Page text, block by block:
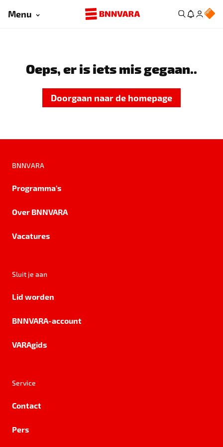
Menu
Oeps, er is iets mis gegaan..
Doorgaan naar de homepage
BNNVARA
Programma's
Over BNNVARA
Vacatures
Sluit je aan
Lid worden
BNNVARA-account
VARAgids
Service
Contact
Pers